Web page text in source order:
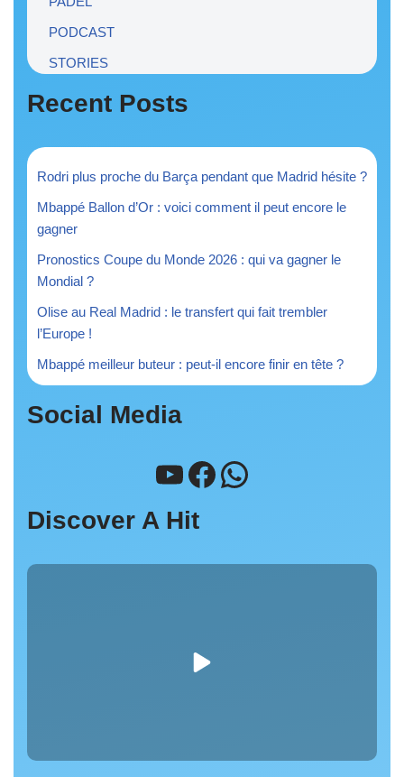
PODCAST
STORIES
Recent Posts
Rodri plus proche du Barça pendant que Madrid hésite ?
Mbappé Ballon d’Or : voici comment il peut encore le
gagner
Pronostics Coupe du Monde 2026 : qui va gagner le
Mondial ?
Olise au Real Madrid : le transfert qui fait trembler
l’Europe !
Mbappé meilleur buteur : peut-il encore finir en tête ?
Social Media
Discover A Hit